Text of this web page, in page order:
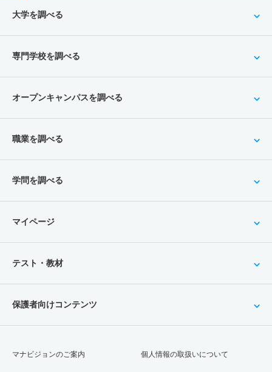
大学を調べる
専門学校を調べる
オープンキャンパスを調べる
職業を調べる
学問を調べる
マイページ
テスト・教材
保護者向けコンテンツ
マナビジョンのご案内 個人情報の取扱いについて